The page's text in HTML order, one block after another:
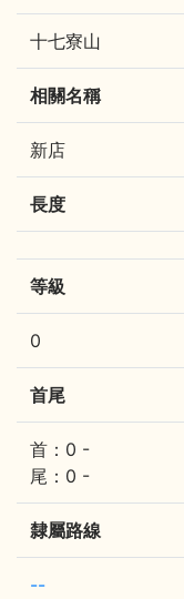
十七寮山
相關名稱
新店
長度
等級
0
首尾
首：0 -
尾：0 -
隸屬路線
--